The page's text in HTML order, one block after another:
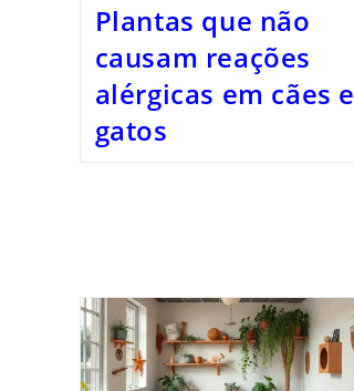
Plantas que não
causam reações
alérgicas em cães e
gatos